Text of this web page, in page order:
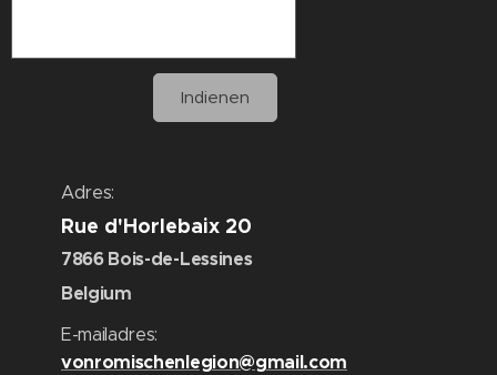
Indienen
Adres:
Rue d'Horlebaix 20
7866 Bois-de-Lessines
Belgium
E-mailadres:
vonromischenlegion@gmail.com